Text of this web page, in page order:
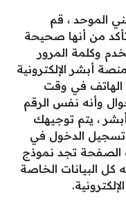
الموحد ، قم
من أنها صحيحة
وكلمة المرور
أبشر الإلكترونية
الهاتف في وقت
وأنه نفس الرقم
، يتم توجيهك
تسجيل الدخول في
الصفحة تجد نموذج
كل البيانات الخاصة